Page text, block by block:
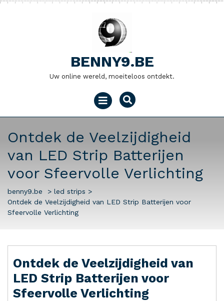
Naar
BENNY9.BE
Uw online wereld, moeiteloos ontdekt.
Menu
openen
Ontdek de Veelzijdigheid
van LED Strip Batterijen
voor Sfeervolle Verlichting
benny9.be > led strips >
Ontdek de Veelzijdigheid van LED Strip Batterijen voor
Sfeervolle Verlichting
Ontdek de Veelzijdigheid van
LED Strip Batterijen voor
Sfeervolle Verlichting